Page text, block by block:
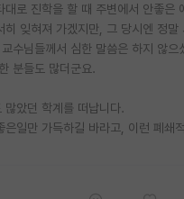
로 진학을 할 때 주변에서 안좋은
잊혀져 가겠지만, 그 당시엔 정
수님들께서 심한 말씀은 하지 않
분들도 많더군요.
았던 학계를 떠납니다.
일만 가득하길 바라고, 이런 폐